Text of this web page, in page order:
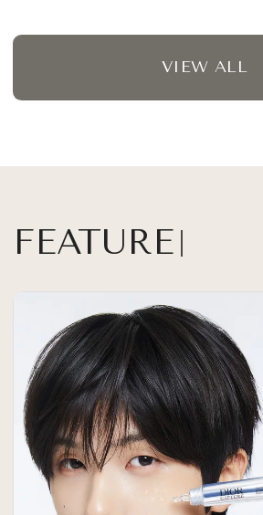
VIEW ALL
FEATURE